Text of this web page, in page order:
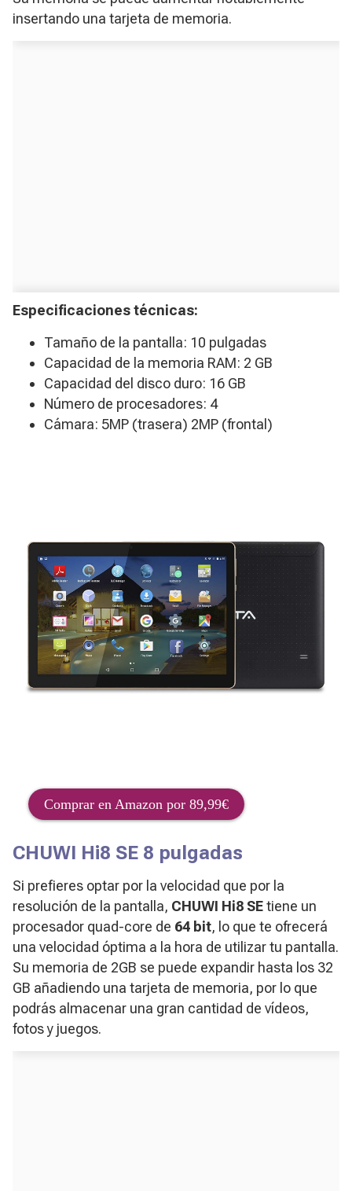
insertando una tarjeta de memoria.
Especificaciones técnicas:
Tamaño de la pantalla: 10 pulgadas
Capacidad de la memoria RAM: 2 GB
Capacidad del disco duro: 16 GB
Número de procesadores: 4
​Cámara: 5MP (trasera) 2MP (frontal)
Comprar en Amazon por 89,99€
CHUWI Hi8 SE 8 pulgadas
Si prefieres optar por la velocidad que por la
resolución de la pantalla, CHUWI Hi8 SEtiene un
procesador quad-core de 64 bit, lo que te ofrecerá
una velocidad óptima a la hora de utilizar tu pantalla.
Su memoria de 2GB se puede expandir hasta los 32
GB añadiendo una tarjeta de memoria, por lo que
podrás almacenar una gran cantidad de vídeos,
fotos y juegos.